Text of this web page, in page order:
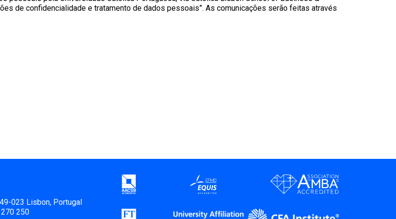
de confidencialidade e tratamento de dados pessoais”. As comunicações serão feitas através
023 Lisbon, Portugal
250